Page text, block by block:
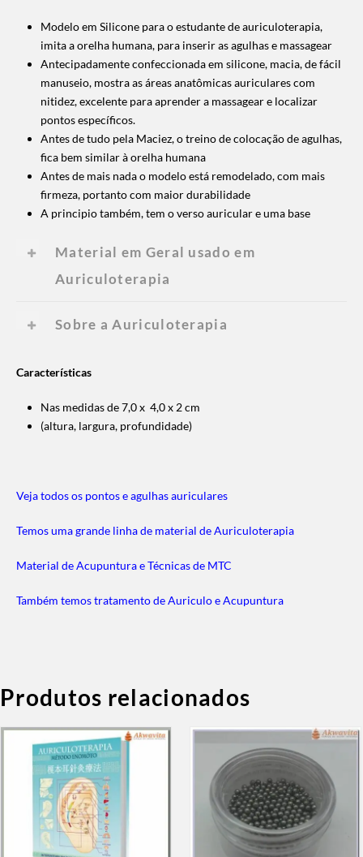
Modelo em Silicone para o estudante de auriculoterapia,
imita a orelha humana, para inserir as agulhas e massagear
Antecipadamente confeccionada em silicone, macia, de fácil
manuseio, mostra as áreas anatômicas auriculares com
nitidez, excelente para aprender a massagear e localizar
pontos específicos.
Antes de tudo pela Maciez, o treino de colocação de agulhas,
fica bem similar à orelha humana
Antes de mais nada o modelo está remodelado, com mais
firmeza, portanto com maior durabilidade
A principio também, tem o verso auricular e uma base
Material em Geral usado em
Auriculoterapia
Sobre a Auriculoterapia
Características
Nas medidas de 7,0 x 4,0 x 2 cm
(altura, largura, profundidade)
Veja todos os pontos e agulhas auriculares
Temos uma grande linha de material de Auriculoterapia
Material de Acupuntura e Técnicas de MTC
Também temos tratamento de Auriculo e Acupuntura
Produtos relacionados